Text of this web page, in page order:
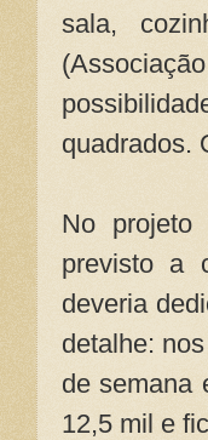
sala,
quadrados.
No projeto
previsto a
deveria
detalhe:
de semana
12,5 mil e